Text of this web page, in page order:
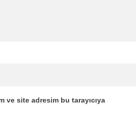
ve site adresim bu tarayıcıya